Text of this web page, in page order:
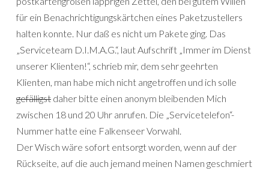
für ein Benachrichtigungskärtchen eines Paketzustellers
halten konnte. Nur daß es nicht um Pakete ging. Das
„Serviceteam D.I.M.A.G.“, laut Aufschrift „Immer im Dienst
unserer Klienten!“, schrieb mir, dem sehr geehrten
Klienten, man habe mich nicht angetroffen und ich solle
gefälligst daher bitte einen anonym bleibenden Mich
zwischen 18 und 20 Uhr anrufen. Die „Servicetelefon“-
Nummer hatte eine Falkenseer Vorwahl.
Der Wisch wäre sofort entsorgt worden, wenn auf der
Rückseite, auf die auch jemand meinen Namen geschmiert